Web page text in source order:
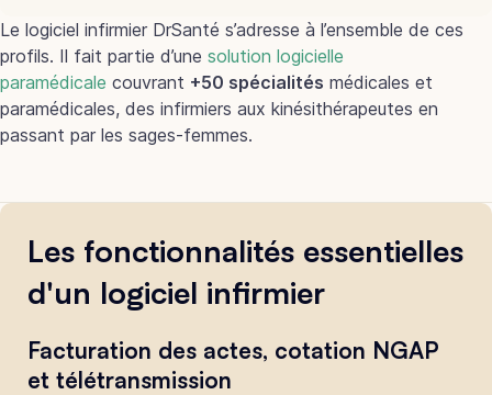
Le logiciel infirmier DrSanté s’adresse à l’ensemble de ces
profils. Il fait partie d’une solution logicielle
paramédicale couvrant +50 spécialités médicales et
paramédicales, des infirmiers aux kinésithérapeutes en
passant par les sages-femmes.
Les fonctionnalités essentielles
d'un logiciel infirmier
Facturation des actes, cotation NGAP
et télétransmission